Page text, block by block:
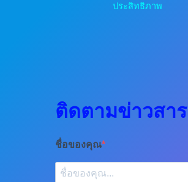
ประสิทธิภาพ
ติดตามข่าวสาร
ชื่อของคุณ